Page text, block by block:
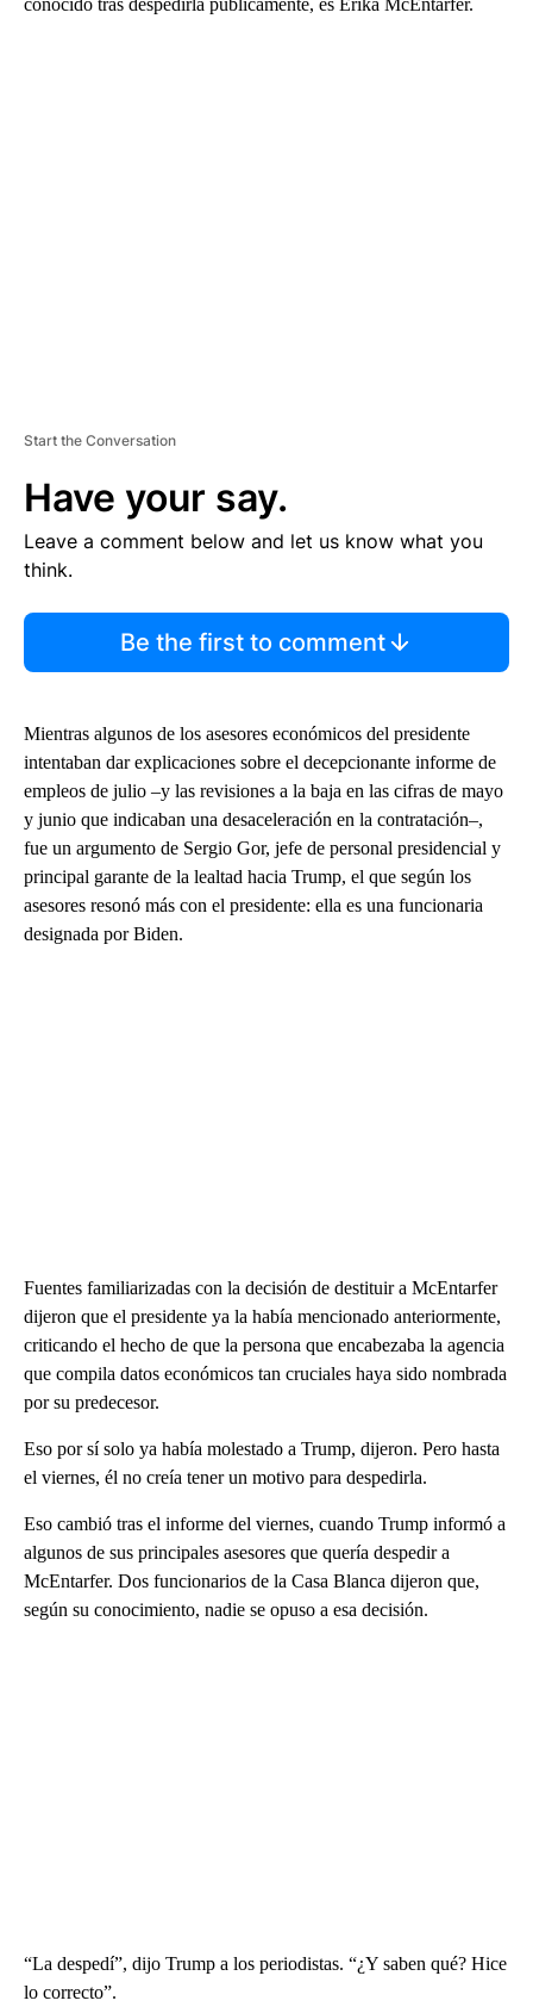
conocido tras despedirla públicamente, es Erika McEntarfer.
Start the Conversation
Have your say.
Leave a comment below and let us know what you
think.
Be the first to comment
Mientras algunos de los asesores económicos del presidente
intentaban dar explicaciones sobre el decepcionante informe de
empleos de julio –y las revisiones a la baja en las cifras de mayo
y junio que indicaban una desaceleración en la contratación–,
fue un argumento de Sergio Gor, jefe de personal presidencial y
principal garante de la lealtad hacia Trump, el que según los
asesores resonó más con el presidente: ella es una funcionaria
designada por Biden.
Fuentes familiarizadas con la decisión de destituir a McEntarfer
dijeron que el presidente ya la había mencionado anteriormente,
criticando el hecho de que la persona que encabezaba la agencia
que compila datos económicos tan cruciales haya sido nombrada
por su predecesor.
Eso por sí solo ya había molestado a Trump, dijeron. Pero hasta
el viernes, él no creía tener un motivo para despedirla.
Eso cambió tras el informe del viernes, cuando Trump informó a
algunos de sus principales asesores que quería despedir a
McEntarfer. Dos funcionarios de la Casa Blanca dijeron que,
según su conocimiento, nadie se opuso a esa decisión.
“La despedí”, dijo Trump a los periodistas. “¿Y saben qué? Hice
lo correcto”.